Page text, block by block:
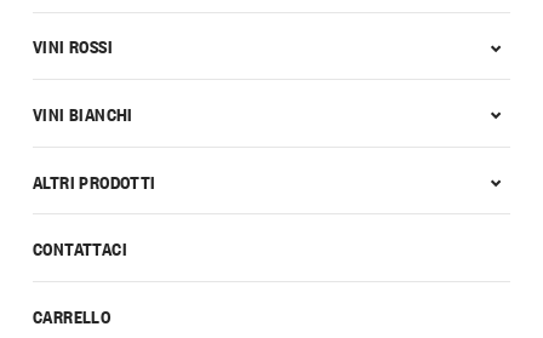
CONTATTACI
CARRELLO
VINI ROSSI
VINI BIANCHI
ALTRI PRODOTTI